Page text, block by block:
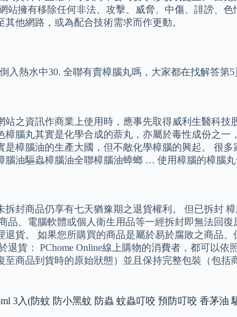
站擁有移除任何非法、攻擊、威脅、中傷、誹謗、
他網路，或為配合技術需求而作更動。
入熱水中30. 全聯有賣樟腦丸嗎，大家都在找解答第5
之資訊作商業上使用時，應事先取得威利生醫科
樟腦丸其實是化學合成的萘丸，亦屬於毒性成份之
是樟腦油的生產大國，但不敵化學樟腦的興起。 很
腦油驅蟲樟腦油全聯樟腦油蟑螂 … 使用樟腦的樟腦
拆封商品仍享有七天猶豫期之退貨權利。 但已拆封
品、電腦軟體或個人衛生用品等一經拆封即無法回
貨。 如果您所購買的商品是屬於易於腐敗之商品
退貨： PChome Online線上購物的消費者，都可以
至商品到貨時的原始狀態）並且保持完整包裝（包
3入(防蚊 防小黑蚊 防蟲 蚊蟲叮咬 預防叮咬 香茅油